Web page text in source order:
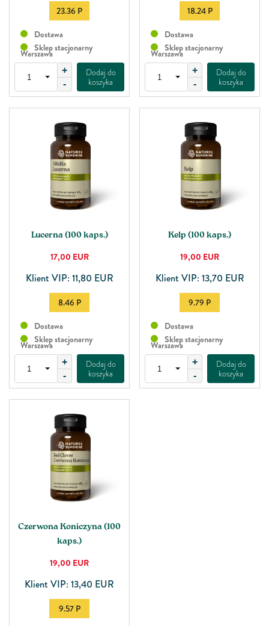
23.36 P
Dostawa
Sklep stacjonarny
Warszawa
+
-
Dodaj do
koszyka
18.24 P
Dostawa
Sklep stacjonarny
Warszawa
+
-
Dodaj do
koszyka
Lucerna (100 kaps.)
17,00 EUR
Klient VIP: 11,80 EUR
8.46 P
Dostawa
Sklep stacjonarny
Warszawa
+
-
Dodaj do
koszyka
Kelp (100 kaps.)
19,00 EUR
Klient VIP: 13,70 EUR
9.79 P
Dostawa
Sklep stacjonarny
Warszawa
+
-
Dodaj do
koszyka
Czerwona Koniczyna (100
kaps.)
19,00 EUR
Klient VIP: 13,40 EUR
9.57 P